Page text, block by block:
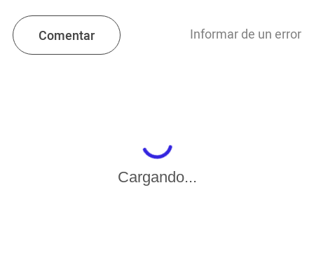
Comentar Informar de un error
Cargando...